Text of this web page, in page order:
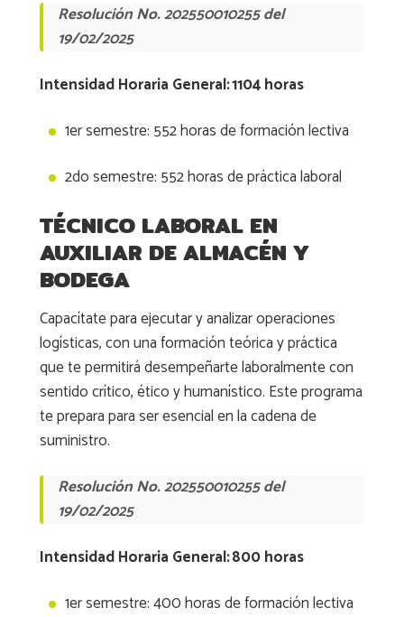
Resolución No. 202550010255 del
19/02/2025
Intensidad Horaria General: 1104 horas
1er semestre: 552 horas de formación lectiva
2do semestre: 552 horas de práctica laboral
TÉCNICO LABORAL EN
AUXILIAR DE ALMACÉN Y
BODEGA
Capacítate para ejecutar y analizar operaciones
logísticas, con una formación teórica y práctica
que te permitirá desempeñarte laboralmente con
sentido crítico, ético y humanístico. Este programa
te prepara para ser esencial en la cadena de
suministro.
Resolución No. 202550010255 del
19/02/2025
Intensidad Horaria General: 800 horas
1er semestre: 400 horas de formación lectiva